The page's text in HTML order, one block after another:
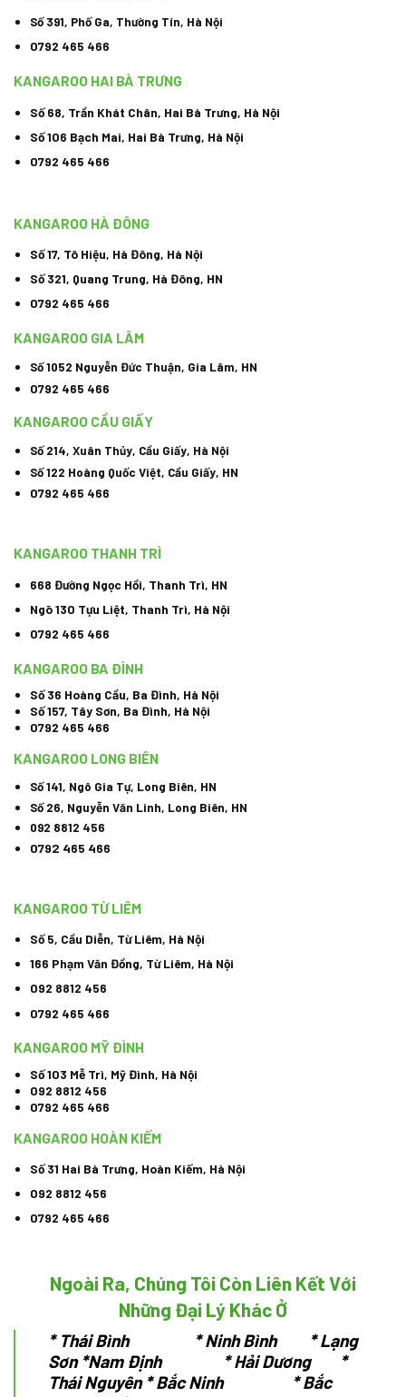
Số 391, Phố Ga, Thường Tín, Hà Nội
0792 465 466
KANGAROO HAI BÀ TRƯNG
Số 68, Trần Khát Chân, Hai Bà Trưng, Hà Nội
Số 106 Bạch Mai, Hai Bà Trưng, Hà Nội
0792 465 466
KANGAROO HÀ ĐÔNG
Số 17, Tô Hiệu, Hà Đông, Hà Nội
Số 321, Quang Trung, Hà Đông, HN
0792 465 466
KANGAROO GIA LÂM
Số 1052 Nguyễn Đức Thuận, Gia Lâm, HN
0792 465 466
KANGAROO CẦU GIẤY
Số 214, Xuân Thủy, Cầu Giấy, Hà Nội
Số 122 Hoàng Quốc Việt, Cầu Giấy, HN
0792 465 466
KANGAROO THANH TRÌ
668 Đường Ngọc Hồi, Thanh Trì, HN
Ngõ 130 Tựu Liệt, Thanh Trì, Hà Nội
0792 465 466
KANGAROO BA ĐÌNH
Số 36 Hoàng Cầu, Ba Đình, Hà Nội
Số 157, Tây Sơn, Ba Đình, Hà Nội
0792 465 466
KANGAROO LONG BIÊN
Số 141, Ngô Gia Tự, Long Biên, HN
Số 26, Nguyễn Văn Linh, Long Biên, HN
092 8812 456
0792 465 466
KANGAROO TỪ LIÊM
Số 5, Cầu Diễn, Từ Liêm, Hà Nội
166 Phạm Văn Đồng, Từ Liêm, Hà Nội
092 8812 456
0792 465 466
KANGAROO MỸ ĐÌNH
Số 103 Mễ Trì, Mỹ Đình, Hà Nội
092 8812 456
0792 465 466
KANGAROO HOÀN KIẾM
Số 31 Hai Bà Trưng, Hoàn Kiếm, Hà Nội
092 8812 456
0792 465 466
Ngoài Ra, Chúng Tôi Còn Liên Kết Với
Những Đại Lý Khác Ở
*Thái Bình * Ninh Bình * Lạng
Sơn *Nam Định * Hải Dương *
Thái Nguyên * Bắc Ninh * Bắc